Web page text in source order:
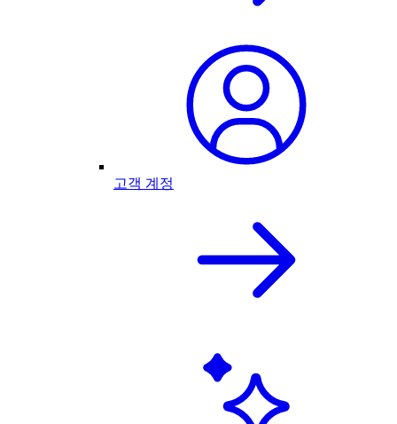
고객 계정